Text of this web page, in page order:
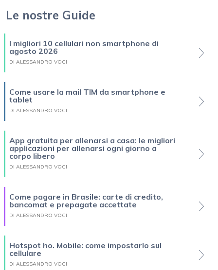
Le nostre Guide
I migliori 10 cellulari non smartphone di
agosto 2026
DI ALESSANDRO VOCI
Come usare la mail TIM da smartphone e
tablet
DI ALESSANDRO VOCI
App gratuita per allenarsi a casa: le migliori
applicazioni per allenarsi ogni giorno a
corpo libero
DI ALESSANDRO VOCI
Come pagare in Brasile: carte di credito,
bancomat e prepagate accettate
DI ALESSANDRO VOCI
Hotspot ho. Mobile: come impostarlo sul
cellulare
DI ALESSANDRO VOCI